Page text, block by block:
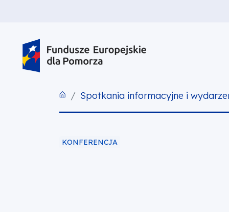
Spotkania informacyjne i
KONFERENCJA